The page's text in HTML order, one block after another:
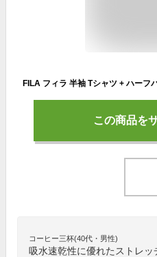
この商品を
コーヒー三杯(40代・男性)
吸水速乾性に優れたストレ